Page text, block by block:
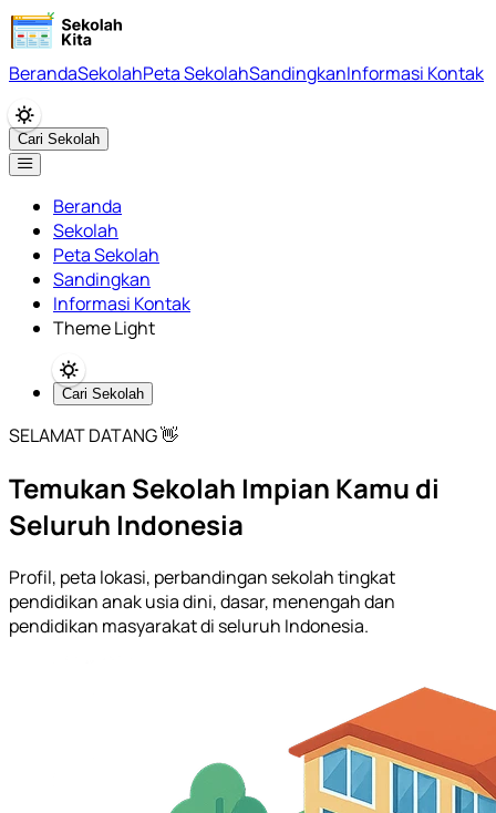
BerandaSekolahPeta SekolahSandingkanInformasi Kontak
Cari Sekolah
Beranda
Sekolah
Peta Sekolah
Sandingkan
Informasi Kontak
Theme Light
Cari Sekolah
SELAMAT DATANG 👋
Temukan Sekolah Impian Kamu di
Seluruh Indonesia
Profil, peta lokasi, perbandingan sekolah tingkat
pendidikan anak usia dini, dasar, menengah dan
pendidikan masyarakat di seluruh Indonesia.